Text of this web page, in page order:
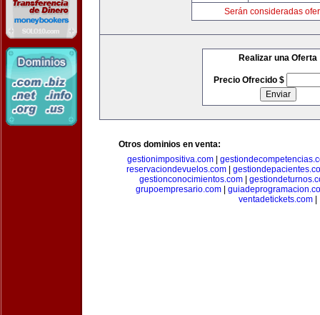
Serán consideradas
Realizar una Oferta
Precio Ofrecido $
Otros dominios en venta:
gestionimpositiva.com
reservaciondevuelos.com
gestionconocimientos.com
grupoempresario.com|
ventadetickets.com